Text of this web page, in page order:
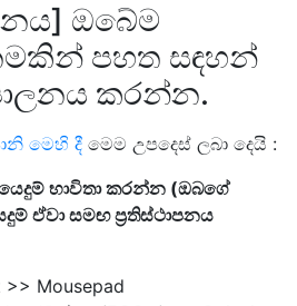
ඔබේම
පහත සඳහන්
කරන්න.
මෙහි දී මෙම උපදෙස් ලබා දෙයි :
යෙදුම් භාවිතා කරන්න (ඔබගේ
ඒවා සමඟ ප්‍රතිස්ථාපනය
>> Mousepad